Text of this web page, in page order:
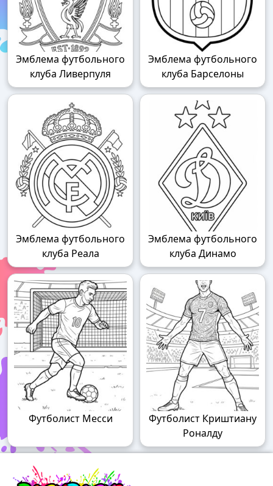
Эмблема футбольного
клуба Ливерпуля
Эмблема футбольного
клуба Барселоны
Эмблема футбольного
клуба Реала
Эмблема футбольного
клуба Динамо
Футболист Месси
Футболист Криштиану
Роналду